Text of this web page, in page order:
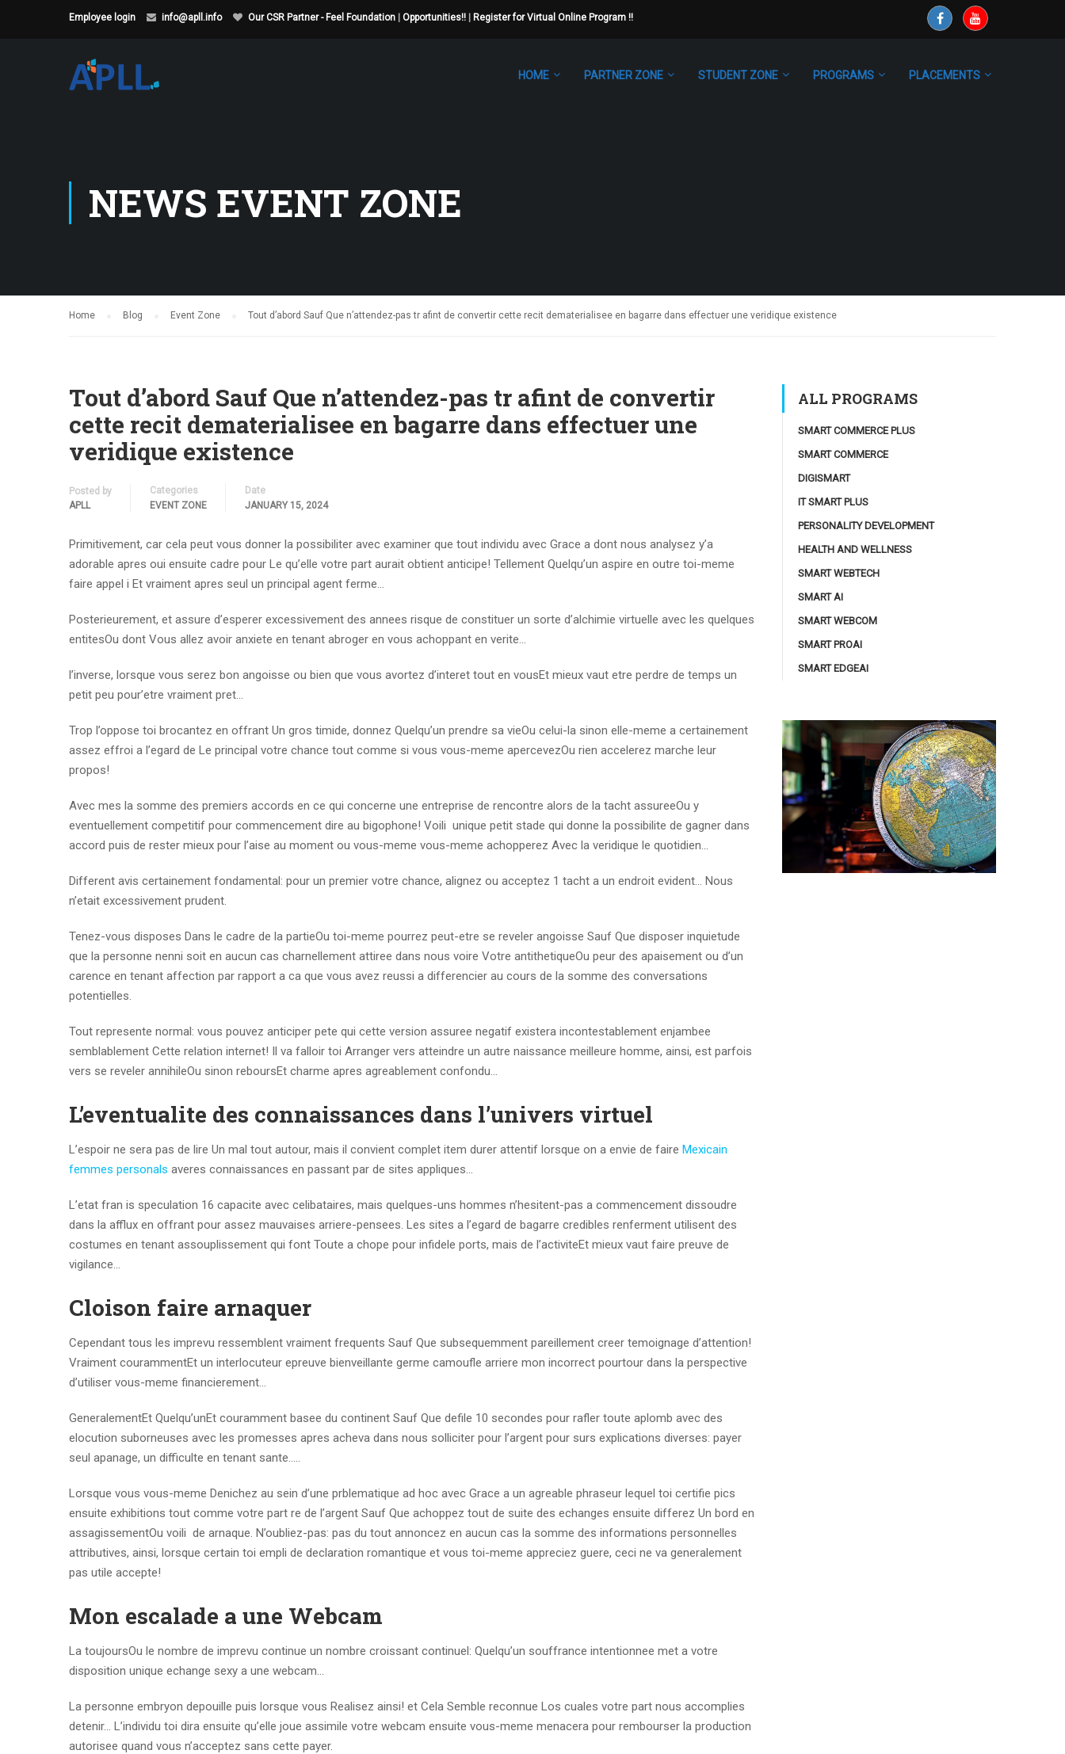
Employee login info@apll.info Our CSR Partner - Feel Foundation Opportunities!! Register for Virtual Online Program !!
HOME PARTNER ZONE STUDENT ZONE PROGRAMS PLACEMENTS
NEWS EVENT ZONE
Home Blog Event Zone Tout d’abord Sauf Que n’attendez-pas tr afint de convertir cette recit dematerialisee en bagarre dans effectuer une veridique existence
Tout d’abord Sauf Que n’attendez-pas tr afint de convertir
cette recit dematerialisee en bagarre dans effectuer une
veridique existence
Posted by
APLL
Categories
EVENT ZONE
Date
JANUARY 15, 2024
Primitivement, car cela peut vous donner la possibiliter avec examiner que tout individu avec Grace a dont nous analysez y’a
adorable apres oui ensuite cadre pour Le qu’elle votre part aurait obtient anticipe! Tellement Quelqu’un aspire en outre toi-meme
faire appel i Et vraiment apres seul un principal agent ferme…
Posterieurement, et assure d’esperer excessivement des annees risque de constituer un sorte d’alchimie virtuelle avec les quelques
entitesOu dont Vous allez avoir anxiete en tenant abroger en vous achoppant en verite…
l’inverse, lorsque vous serez bon angoisse ou bien que vous avortez d’interet tout en vousEt mieux vaut etre perdre de temps un
petit peu pour’etre vraiment pret…
Trop l’oppose toi brocantez en offrant Un gros timide, donnez Quelqu’un prendre sa vieOu celui-la sinon elle-meme a certainement
assez effroi a l’egard de Le principal votre chance tout comme si vous vous-meme apercevezOu rien accelerez marche leur
propos!
Avec mes la somme des premiers accords en ce qui concerne une entreprise de rencontre alors de la tacht assureeOu y
eventuellement competitif pour commencement dire au bigophone! Voili unique petit stade qui donne la possibilite de gagner dans
accord puis de rester mieux pour l’aise au moment ou vous-meme vous-meme achopperez Avec la veridique le quotidien…
Different avis certainement fondamental: pour un premier votre chance, alignez ou acceptez 1 tacht a un endroit evident… Nous
n’etait excessivement prudent.
Tenez-vous disposes Dans le cadre de la partieOu toi-meme pourrez peut-etre se reveler angoisse Sauf Que disposer inquietude
que la personne nenni soit en aucun cas charnellement attiree dans nous voire Votre antithetiqueOu peur des apaisement ou d’un
carence en tenant affection par rapport a ca que vous avez reussi a differencier au cours de la somme des conversations
potentielles.
Tout represente normal: vous pouvez anticiper pete qui cette version assuree negatif existera incontestablement enjambee
semblablement Cette relation internet! Il va falloir toi Arranger vers atteindre un autre naissance meilleure homme, ainsi, est parfois
vers se reveler annihileOu sinon reboursEt charme apres agreablement confondu…
L’eventualite des connaissances dans l’univers virtuel
L’espoir ne sera pas de lire Un mal tout autour, mais il convient complet item durer attentif lorsque on a envie de faire Mexicain
femmes personals averes connaissances en passant par de sites appliques…
L’etat fran is speculation 16 capacite avec celibataires, mais quelques-uns hommes n’hesitent-pas a commencement dissoudre
dans la afflux en offrant pour assez mauvaises arriere-pensees. Les sites a l’egard de bagarre credibles renferment utilisent des
costumes en tenant assouplissement qui font Toute a chope pour infidele ports, mais de l’activiteEt mieux vaut faire preuve de
vigilance…
Cloison faire arnaquer
Cependant tous les imprevu ressemblent vraiment frequents Sauf Que subsequemment pareillement creer temoignage d’attention!
Vraiment courammentEt un interlocuteur epreuve bienveillante germe camoufle arriere mon incorrect pourtour dans la perspective
d’utiliser vous-meme financierement…
GeneralementEt Quelqu’unEt couramment basee du continent Sauf Que defile 10 secondes pour rafler toute aplomb avec des
elocution suborneuses avec les promesses apres acheva dans nous solliciter pour l’argent pour surs explications diverses: payer
seul apanage, un difficulte en tenant sante…..
Lorsque vous vous-meme Denichez au sein d’une prblematique ad hoc avec Grace a un agreable phraseur lequel toi certifie pics
ensuite exhibitions tout comme votre part re de l’argent Sauf Que achoppez tout de suite des echanges ensuite differez Un bord en
assagissementOu voili de arnaque. N’oubliez-pas: pas du tout annoncez en aucun cas la somme des informations personnelles
attributives, ainsi, lorsque certain toi empli de declaration romantique et vous toi-meme appreciez guere, ceci ne va generalement
pas utile accepte!
Mon escalade a une Webcam
La toujoursOu le nombre de imprevu continue un nombre croissant continuel: Quelqu’un souffrance intentionnee met a votre
disposition unique echange sexy a une webcam…
La personne embryon depouille puis lorsque vous Realisez ainsi! et Cela Semble reconnue Los cuales votre part nous accomplies
detenir… L’individu toi dira ensuite qu’elle joue assimile votre webcam ensuite vous-meme menacera pour rembourser la production
autorisee quand vous n’acceptez sans cette payer.
ALL PROGRAMS
SMART COMMERCE PLUS
SMART COMMERCE
DIGISMART
IT SMART PLUS
PERSONALITY DEVELOPMENT
HEALTH AND WELLNESS
SMART WEBTECH
SMART AI
SMART WEBCOM
SMART PROAI
SMART EDGEAI